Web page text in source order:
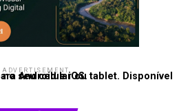
ADVERTISEMENT